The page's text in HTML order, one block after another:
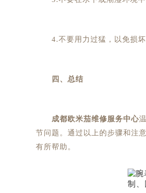
4.不要用力过猛，以免损坏
四、总结
成都欧米茄维修服务中心
节问题。通过以上的步骤和注
有所帮助。